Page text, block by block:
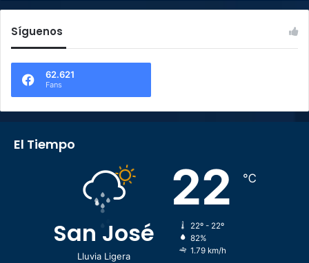
Síguenos
62.621
Fans
El Tiempo
San José
Lluvia Ligera
22 ℃
22º - 22º
82%
1.79 km/h